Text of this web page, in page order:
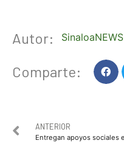
Autor: SinaloaNEWS
Comparte:
ANTERIOR